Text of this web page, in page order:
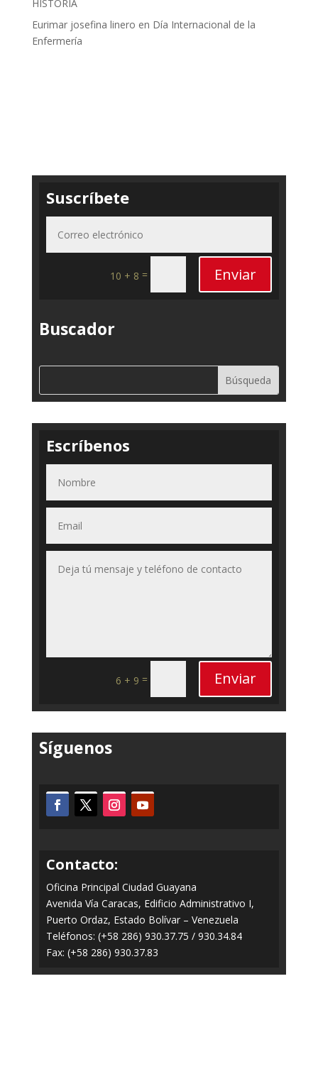
HISTORIA
Eurimar josefina linero en Día Internacional de la
Enfermería
Suscríbete
10 + 8 = Enviar
Buscador
Escríbenos
6 + 9 = Enviar
Síguenos
Contacto:
Oficina Principal Ciudad Guayana
Avenida Vía Caracas, Edificio Administrativo I,
Puerto Ordaz, Estado Bolívar – Venezuela
Teléfonos: (+58 286) 930.37.75 / 930.34.84
Fax: (+58 286) 930.37.83